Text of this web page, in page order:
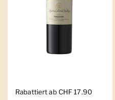
Regulärer Preis
Rabattiert ab CHF 17.90